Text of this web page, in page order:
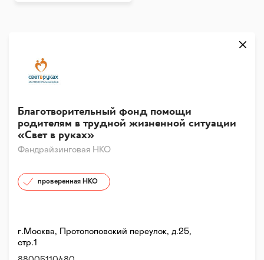
Фандрайзинговая НКО
Благотворительный фонд помощи
родителям в трудной жизненной ситуации
«Свет в руках»
проверенная НКО
г.Москва, Протопоповский переулок, д.25,
стр.1